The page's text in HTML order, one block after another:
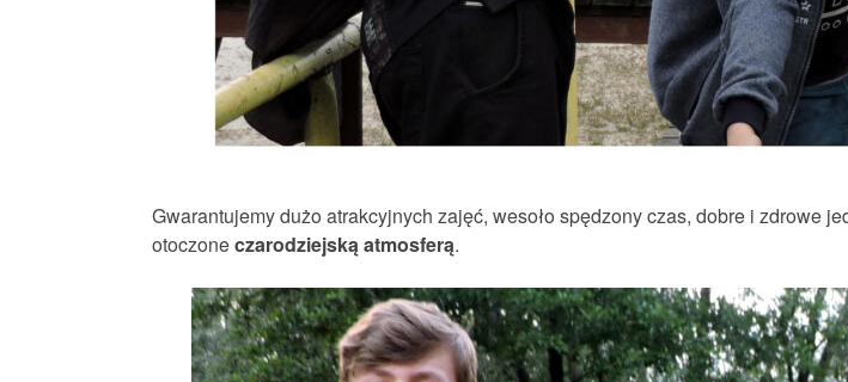
Gwarantujemy dużo atrakcyjnych zajęć, wesoło spędzony czas, dobre i zdrowe
otoczoneczarodziejską atmosferą.